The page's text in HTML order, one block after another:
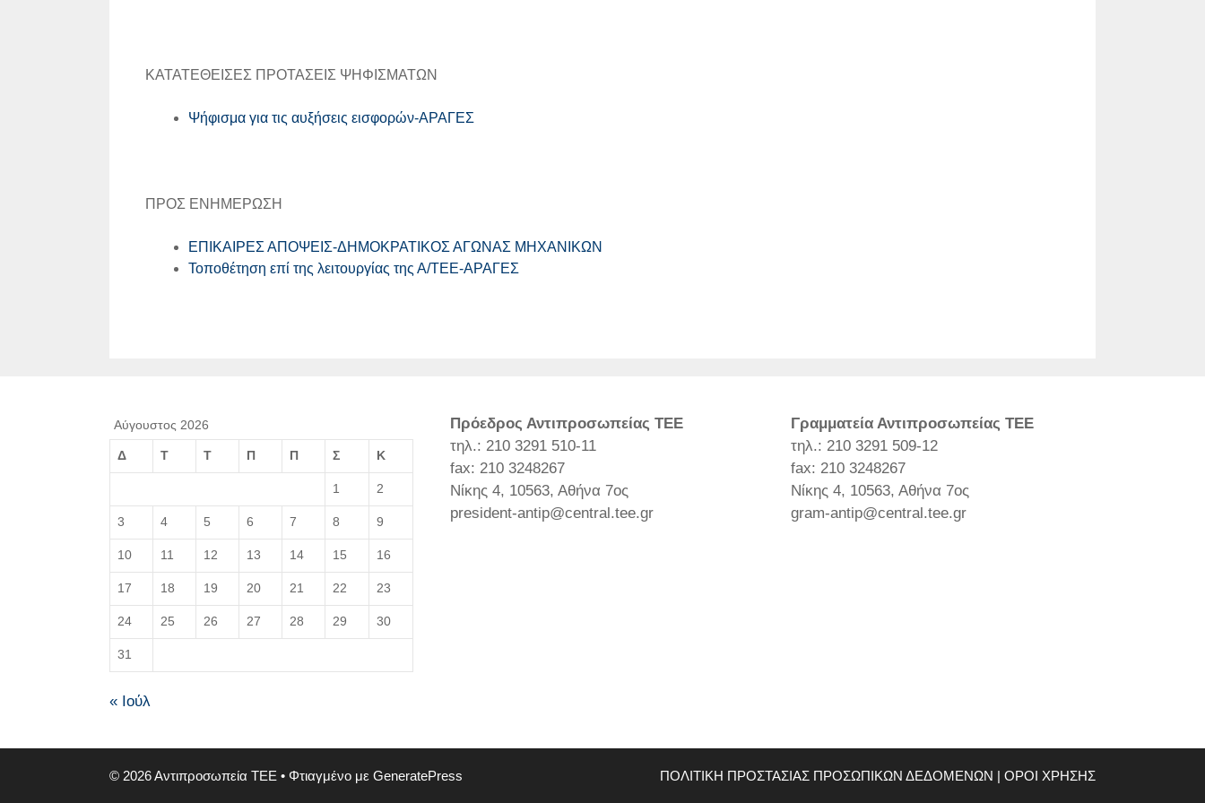
ΚΑΤΑΤΕΘΕΙΣΕΣ ΠΡΟΤΑΣΕΙΣ ΨΗΦΙΣΜΑΤΩΝ
Ψήφισμα για τις αυξήσεις εισφορών-ΑΡΑΓΕΣ
ΠΡΟΣ ΕΝΗΜΕΡΩΣΗ
ΕΠΙΚΑΙΡΕΣ ΑΠΟΨΕΙΣ-ΔΗΜΟΚΡΑΤΙΚΟΣ ΑΓΩΝΑΣ ΜΗΧΑΝΙΚΩΝ
Τοποθέτηση επί της λειτουργίας της Α/ΤΕΕ-ΑΡΑΓΕΣ
Αύγουστος 2026
Δ Τ Τ Π Π Σ Κ
1 2
3 4 5 6 7 8 9
10 11 12 13 14 15 16
17 18 19 20 21 22 23
24 25 26 27 28 29 30
31
« Ιούλ
Πρόεδρος Αντιπροσωπείας ΤΕΕ
τηλ.: 210 3291 510-11
fax: 210 3248267
Νίκης 4, 10563, Αθήνα 7ος
president-antip@central.tee.gr
Γραμματεία Αντιπροσωπείας ΤΕΕ
τηλ.: 210 3291 509-12
fax: 210 3248267
Νίκης 4, 10563, Αθήνα 7ος
gram-antip@central.tee.gr
ΠΟΛΙΤΙΚΗ ΠΡΟΣΤΑΣΙΑΣ ΠΡΟΣΩΠΙΚΩΝ ΔΕΔΟΜΕΝΩΝ | ΟΡΟΙ ΧΡΗΣΗΣ
© 2026 Αντιπροσωπεία ΤΕΕ • Φτιαγμένο με GeneratePress